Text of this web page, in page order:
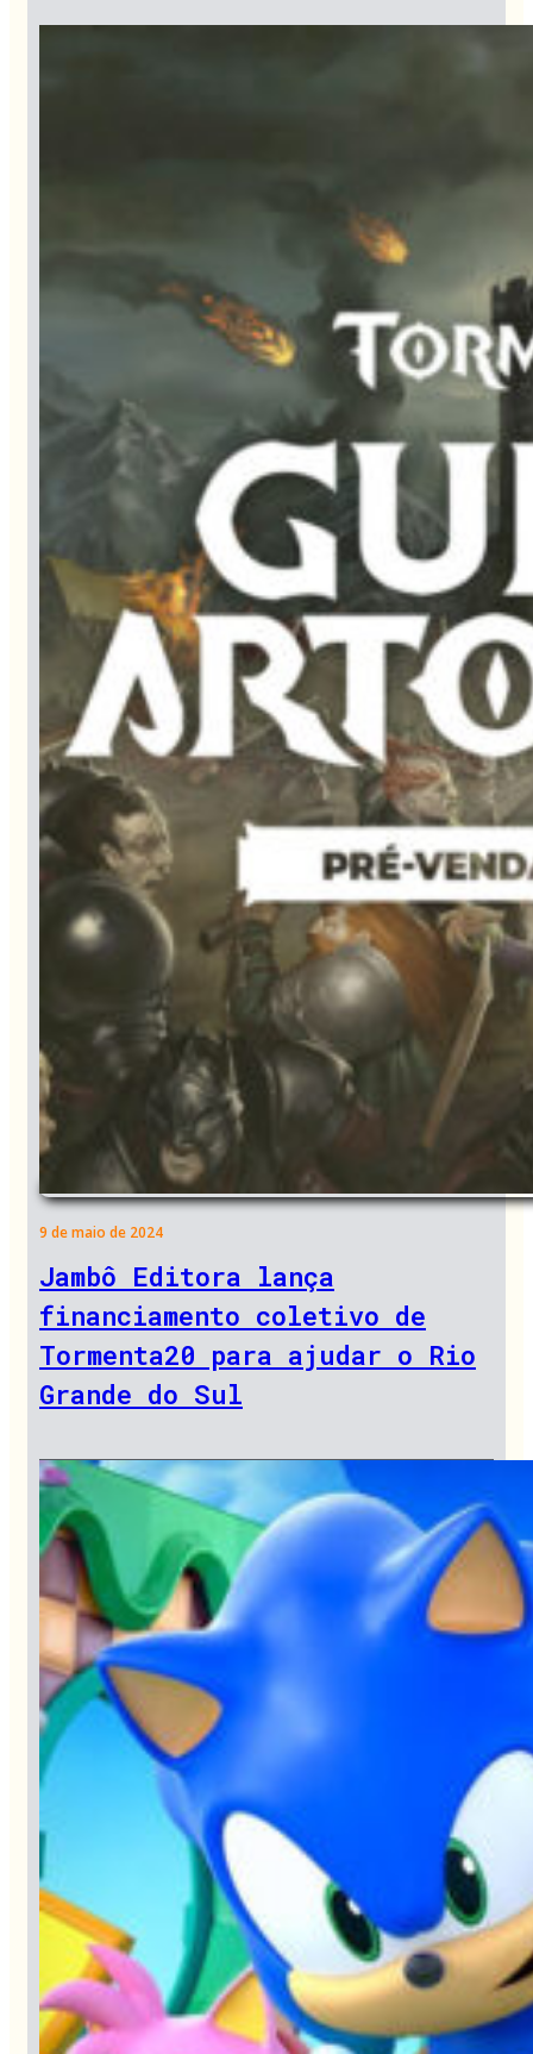
9 de maio de 2024
Jambô Editora lança
financiamento coletivo de
Tormenta20 para ajudar o Rio
Grande do Sul